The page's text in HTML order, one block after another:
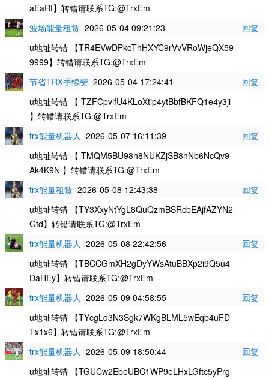
aEaRf】转错请联系TG:@TrxEm
波场能量租赁 2026-05-04 09:21:23
回复
u地址转错 【TR4EVwDPkoThHXYC9rVvVRoWjeQX59
9999】转错请联系TG:@TrxEm
节省TRX手续费 2026-05-04 17:24:41
回复
u地址转错 【 TZFCpvifU4KLoXtip4ytBbfBKFQ1e4y3ji
】转错请联系TG:@TrxEm
trx能量机器人 2026-05-07 16:11:39
回复
u地址转错 【 TMQM5BU98h8NUKZjSB8hNb6NcQv9
Ak4K9N 】转错请联系TG:@TrxEm
trx能量租赁 2026-05-08 12:43:38
回复
u地址转错 【TY3XxyNtYgL8QuQzmBSRcbEAjfAZYN2
Gtd】转错请联系TG:@TrxEm
trx能量机器人 2026-05-08 22:42:56
回复
u地址转错 【TBCCGmXH2gDyYWsAtuBBXp2i9Q5u4
DaHEy】转错请联系TG:@TrxEm
trx能量机器人 2026-05-09 04:58:55
回复
u地址转错 【TYcgLd3N3Sgk7WKgBLML5wEqb4uFD
Tx1x6】转错请联系TG:@TrxEm
trx能量机器人 2026-05-09 18:50:44
回复
u地址转错 【TGUCw2EbeUBC1WP9eLHxLGftc5yPrg